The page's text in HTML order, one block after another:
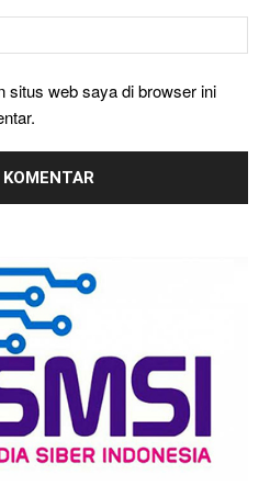
situs web saya di browser ini